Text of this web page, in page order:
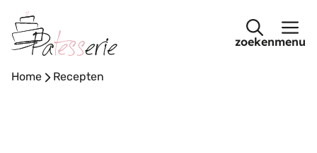
naar
de
menu
Home - Recepten